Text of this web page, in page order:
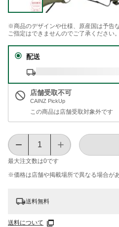
※商品のデザインや仕様、原産国は予告
ご指定はできませんのでご了承ください。
配送
店舗受取不可
CAINZ PickUp
この商品は店舗受取対象外です
最大注文数は0です
※価格は​店舗や​掲載場所で​異なる​場合が​あ
送料無料
送料について